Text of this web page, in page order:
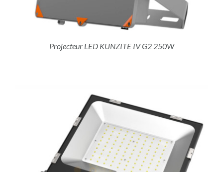
Projecteur LED KUNZITE IV G2 250W